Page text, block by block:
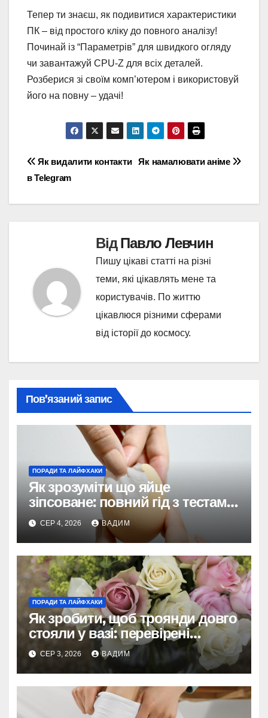
Тепер ти знаєш, як подивитися характеристики
ПК – від простого кліку до повного аналізу!
Починай із “Параметрів” для швидкого огляду
чи завантажуй CPU-Z для всіх деталей.
Розберися зі своїм комп’ютером і використовуй
його на повну – удачі!
Навігація
записів
Як намалювати аніме
Як видалити контакти
в Telegram
ВідПавло Левчин
Пишу цікаві статті на різні
теми, які цікавлять мене та
користувачів. По життю
цікавлюся різними сферами
від історії до космосу.
Пов’язаний запис
ПОРАДИ ТА ЛАЙФХАКИ
Як зрозуміти що яйце
зіпсоване: повний гід з тестами
та поясненнями
СЕР 4, 2026 ВАДИМ
ПОРАДИ ТА ЛАЙФХАКИ
Як зробити, щоб троянди довго
стояли у вазі: перевірені
способи 2026
СЕР 3, 2026 ВАДИМ